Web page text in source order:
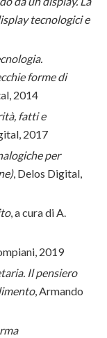
tecnologici e
forme di
2014
fatti e
2017
per
, Delos Digital,
, a cura di A.
2019
Il pensiero
, Armando